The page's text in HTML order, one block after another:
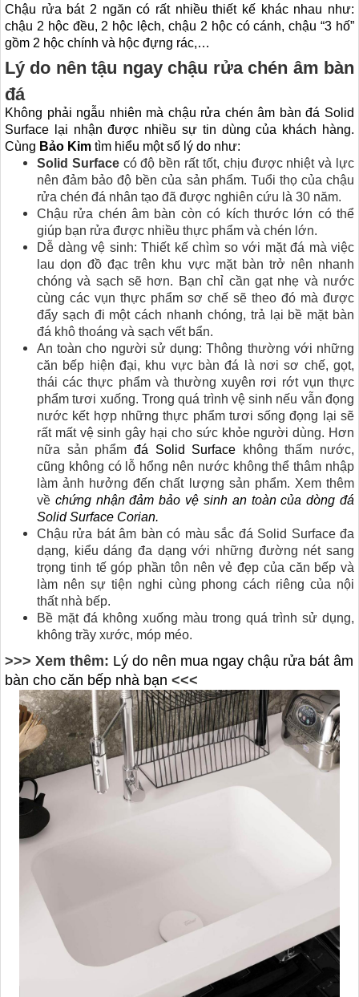
Chậu rửa bát 2 ngăn có rất nhiều thiết kế khác nhau như:
chậu 2 hộc đều, 2 hộc lệch, chậu 2 hộc có cánh, chậu “3 hố”
gồm 2 hộc chính và hộc đựng rác,…
Lý do nên tậu ngay chậu rửa chén âm bàn
đá
Không phải ngẫu nhiên mà chậu rửa chén âm bàn đá Solid
Surface lại nhận được nhiều sự tin dùng của khách hàng.
Cùng Bảo Kim tìm hiểu một số lý do như:
Solid Surfacecó độ bền rất tốt, chịu được nhiệt và lực
nên đảm bảo độ bền của sản phẩm. Tuổi thọ của chậu
rửa chén đá nhân tạo đã được nghiên cứu là 30 năm.
Chậu rửa chén âm bàn còn có kích thước lớn có thể
giúp bạn rửa được nhiều thực phẩm và chén lớn.
Dễ dàng vệ sinh: Thiết kế chìm so với mặt đá mà việc
lau dọn đồ đạc trên khu vực mặt bàn trở nên nhanh
chóng và sạch sẽ hơn. Bạn chỉ cần gạt nhẹ và nước
cùng các vụn thực phẩm sơ chế sẽ theo đó mà được
đẩy sạch đi một cách nhanh chóng, trả lại bề mặt bàn
đá khô thoáng và sạch vết bẩn.
An toàn cho người sử dụng: Thông thường với những
căn bếp hiện đại, khu vực bàn đá là nơi sơ chế, gọt,
thái các thực phẩm và thường xuyên rơi rớt vụn thực
phẩm tươi xuống. Trong quá trình vệ sinh nếu vẫn đọng
nước kết hợp những thực phẩm tươi sống đọng lại sẽ
rất mất vệ sinh gây hại cho sức khỏe người dùng. Hơn
nữa sản phẩm đá Solid Surface không thấm nước,
cũng không có lỗ hổng nên nước không thể thâm nhập
làm ảnh hưởng đến chất lượng sản phẩm. Xem thêm
về chứng nhận đảm bảo vệ sinh an toàn của dòng đá
Solid Surface Corian.
Chậu rửa bát âm bàn có màu sắc đá Solid Surface đa
dạng, kiểu dáng đa dạng với những đường nét sang
trọng tinh tế góp phần tôn nên vẻ đẹp của căn bếp và
làm nên sự tiện nghi cùng phong cách riêng của nội
thất nhà bếp.
Bề mặt đá không xuống màu trong quá trình sử dụng,
không trầy xước, móp méo.
​>>> Xem thêm: Lý do nên mua ngay chậu rửa bát âm
bàn cho căn bếp nhà bạn <<<